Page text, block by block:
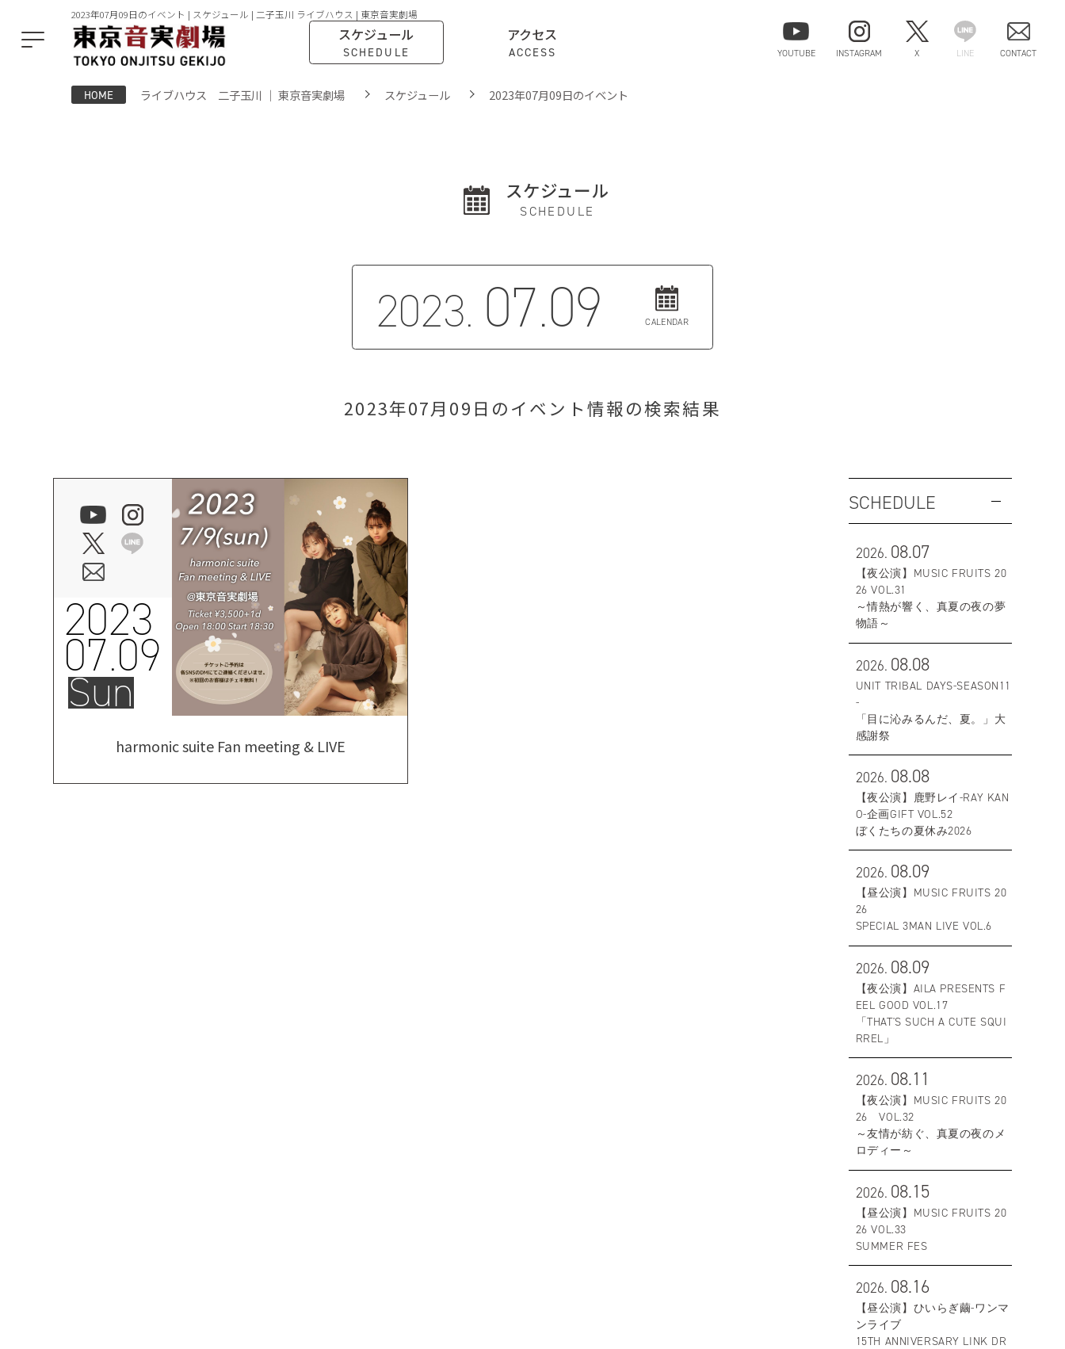
2023年07月09日のイベント | スケジュール | 二子玉川 ライブハウス | 東京音実劇場
スケジュール
SCHEDULE
アクセス
ACCESS YOUTUBE INSTAGRAM X LINE CONTACT
HOME ライブハウス 二子玉川 ｜ 東京音実劇場 スケジュール 2023年07月09日のイベント
スケジュール
SCHEDULE
2023. 07.09 CALENDAR
2023年07月09日のイベント情報の検索結果
2023
07.09
Sun
harmonic suite Fan meeting & LIVE
SCHEDULE
2026. 08.07
【夜公演】MUSIC FRUITS 20
26 VOL.31
～情熱が響く、真夏の夜の夢
物語～
2026. 08.08
UNIT TRIBAL DAYS-SEASON11
-
「目に沁みるんだ、夏。」大
感謝祭
2026. 08.08
【夜公演】鹿野レイ-RAY KAN
O-企画GIFT VOL.52
ぼくたちの夏休み2026
2026. 08.09
【昼公演】MUSIC FRUITS 20
26
SPECIAL 3MAN LIVE VOL.6
2026. 08.09
【夜公演】AILA PRESENTS F
EEL GOOD VOL.17
「THAT'S SUCH A CUTE SQUI
RREL」
2026. 08.11
【夜公演】MUSIC FRUITS 20
26 VOL.32
～友情が紡ぐ、真夏の夜のメ
ロディー～
2026. 08.15
【昼公演】MUSIC FRUITS 20
26 VOL.33
SUMMER FES
2026. 08.16
【昼公演】ひいらぎ繭-ワンマ
ンライブ
15TH ANNIVERSARY LINK DR